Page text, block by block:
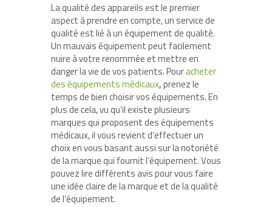
La qualité des appareils est le premier
aspect à prendre en compte, un service de
qualité est lié à un équipement de qualité.
Un mauvais équipement peut facilement
nuire à votre renommée et mettre en
danger la vie de vos patients. Pouracheter
des équipements médicaux,prenez le
temps de bien choisir vos équipements.En
plus de cela, vu qu’il existe plusieurs
marques qui proposent des équipements
médicaux, il vous revient d’effectuer un
choix en vous basant aussi sur la notoriété
de la marque qui fournit l’équipement. Vous
pouvez lire différents avis pour vous faire
une idée claire de la marque et de la qualité
de l’équipement.